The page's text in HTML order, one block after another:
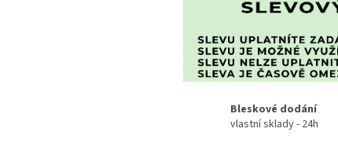
Bleskové dodání
vlastní sklady - 24h